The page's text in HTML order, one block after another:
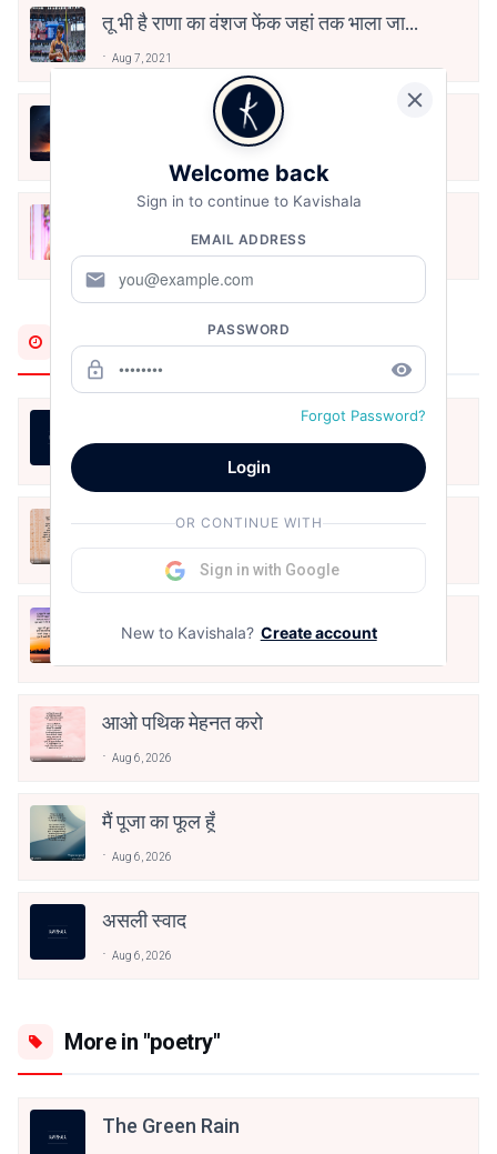
तू भी है राणा का वंशज फेंक जहां तक भाला जाए:
Aug 7, 2021
हिज्र पे ये रात भी
अनामिका अम्बर जैन
Dec 24, 2021
Most Recent
अपनत्व
Aug 6, 2026
क्या देव छोड़ शैतान मनाऊँ
आओ पथिक मेहनत करो
Aug 6, 2026
मैं पूजा का फूल हूँ
Aug 6, 2026
असली स्वाद
Aug 6, 2026
More in "poetry"
The Green Rain
Welcome back
Sign in to continue to Kavishala
EMAIL ADDRESS
mail
PASSWORD
lock_outline remove_red_eye
Forgot Password?
Login
OR CONTINUE WITH
Sign in with Google
New to Kavishala? Create account